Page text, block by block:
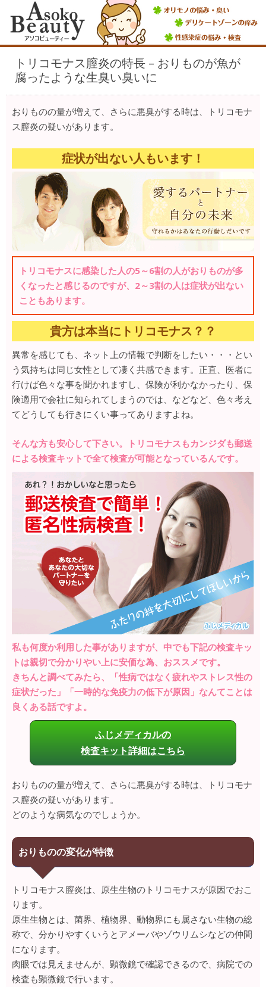
トリコモナス膣炎の特長 – おりものが魚が
腐ったような生臭い臭いに
おりものの量が増えて、さらに悪臭がする時は、トリコモナ
ス膣炎の疑いがあります。
症状が出ない人もいます！
トリコモナスに感染した人の5～6割の人がおりものが多
くなったと感じるのですが、2～3割の人は症状が出ない
こともあります。
貴方は本当にトリコモナス？？
異常を感じても、ネット上の情報で判断をしたい・・・とい
う気持ちは同じ女性として凄く共感できます。正直、医者に
行けば色々な事を聞かれますし、保険が利かなかったり、保
険適用で会社に知られてしまうのでは、などなど、色々考え
てどうしても行きにくい事ってありますよね。
そんな方も安心して下さい。トリコモナスもカンジダも郵送
による検査キットで全て検査が可能となっているんです。
私も何度か利用した事がありますが、中でも下記の検査キッ
トは親切で分かりやい上に安価な為、おススメです。
きちんと調べてみたら、「性病ではなく疲れやストレス性の
症状だった」「一時的な免疫力の低下が原因」なんてことは
良くある話ですよ。
ふじメディカルの
検査キット詳細はこちら
おりものの量が増えて、さらに悪臭がする時は、トリコモナ
ス膣炎の疑いがあります。
どのような病気なのでしょうか。
おりものの変化が特徴
トリコモナス膣炎は、原生生物のトリコモナスが原因でおこ
ります。
原生生物とは、菌界、植物界、動物界にも属さない生物の総
称で、分かりやすくいうとアメーバやゾウリムシなどの仲間
になります。
肉眼では見えませんが、顕微鏡で確認できるので、病院での
検査も顕微鏡で行います。